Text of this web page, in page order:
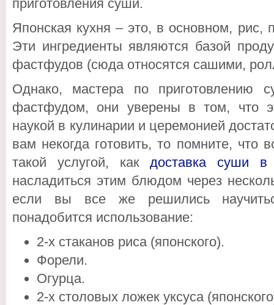
приготовления суши.
Японская кухня – это, в основном, рис,
Эти ингредиенты являются базой
фастфудов (сюда относятся сашими,
Однако, мастера по приготовлению
фастфудом, они уверены в том, что
наукой в кулинарии и церемонией
вам некогда готовить, то помните, что
такой услугой, какдоставка суши в
насладиться этим блюдом через
если вы все же решились
понадобится использование:
2-х стаканов риса (японского).
Форели.
Огурца.
2-х столовых ложек уксуса